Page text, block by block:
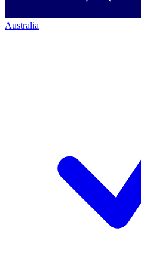
Australia